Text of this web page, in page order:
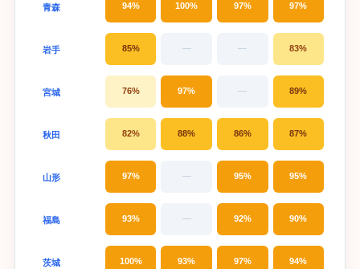
青森 94% 100% 97% 97%
岩手 85% — — 83%
宮城 76% 97% — 89%
秋田 82% 88% 86% 87%
山形 97% — 95% 95%
福島 93% — 92% 90%
茨城 100% 93% 97% 94%